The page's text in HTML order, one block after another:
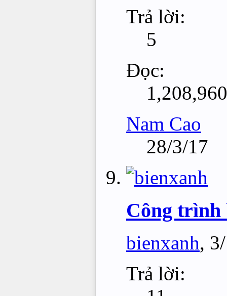
Trả lời:
5
Đọc:
1,208,960
Nam Cao
28/3/17
Công trình
bienxanh,
Trả lời: